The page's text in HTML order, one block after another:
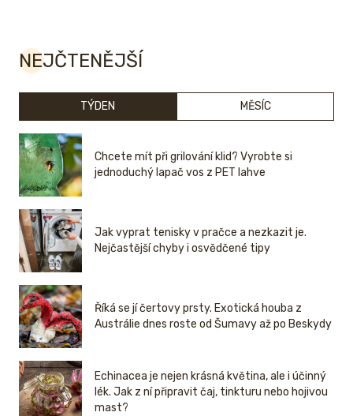
NEJČTENĚJŠÍ
TÝDEN MĚSÍC
Chcete mít při grilování klid? Vyrobte si
jednoduchý lapač vos z PET lahve
Jak vyprat tenisky v pračce a nezkazit je.
Nejčastější chyby i osvědčené tipy
Říká se jí čertovy prsty. Exotická houba z
Austrálie dnes roste od Šumavy až po Beskydy
Echinacea je nejen krásná květina, ale i účinný
lék. Jak z ní připravit čaj, tinkturu nebo hojivou
mast?